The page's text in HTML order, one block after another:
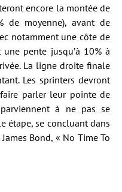
encore la montée de
moyenne), avant de
notamment une côte de
pente jusqu’à 10% à
La ligne droite finale
Les sprinters devront
parler leur pointe de
à ne pas se
étape, se concluant dans
Bond, « No Time To